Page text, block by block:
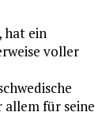
hat ein
voller
allem für seine